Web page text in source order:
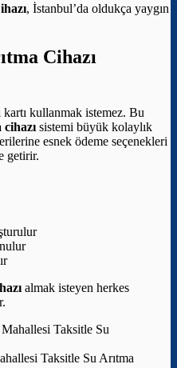
, İstanbul’da oldukça yaygın
Cihazı
kartı kullanmak istemez. Bu
cihazı sistemi büyük kolaylık
esnek ödeme seçenekleri
getirir.
almak isteyen herkes
Taksitle Su Arıtma